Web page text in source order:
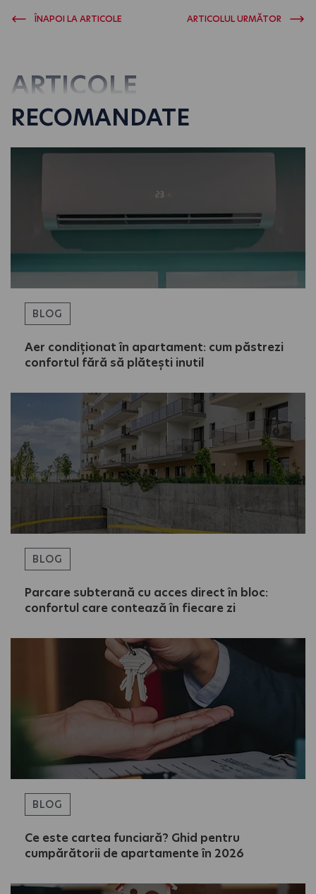
ÎNAPOI LA ARTICOLE ARTICOLUL URMĂTOR
ARTICOLE
RECOMANDATE
BLOG
Aer condiționat în apartament: cum păstrezi
confortul fără să plătești inutil
BLOG
Parcare subterană cu acces direct în bloc:
confortul care contează în fiecare zi
BLOG
Ce este cartea funciară? Ghid pentru
cumpărătorii de apartamente în 2026